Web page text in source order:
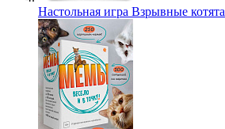
Настольная игра Взрывные котята